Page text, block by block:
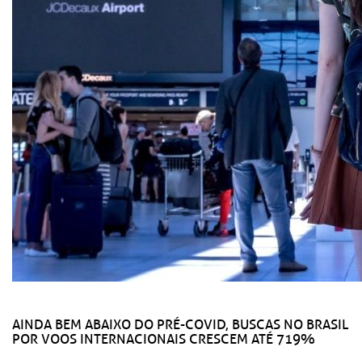
AINDA BEM ABAIXO DO PRÉ-COVID, BUSCAS NO BRASIL
POR VOOS INTERNACIONAIS CRESCEM ATÉ 719%